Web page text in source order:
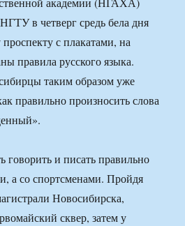
в четверг средь бела дня
с плакатами, на
правила русского языка.
таким образом уже
правильно произносить слова
говорить и писать правильно
а со спортсменами. Пройдя
Новосибирска,
сквер, затем у